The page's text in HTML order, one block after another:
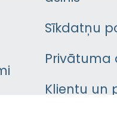
Sīkdatņu
Privātuma
Klientu un